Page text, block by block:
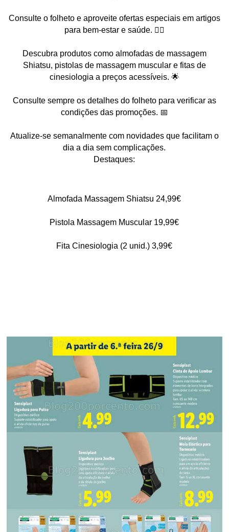
Consulte o folheto e aproveite ofertas especiais em artigos
para bem-estar e saúde. 💆‍♀️
Descubra produtos como almofadas de massagem
Shiatsu, pistolas de massagem muscular e fitas de
cinesiologia a preços acessíveis. 🌟
Consulte sempre os detalhes do folheto para verificar as
condições das promoções. 📅
Atualize-se semanalmente com novidades que facilitam o
dia a dia sem complicações.
Destaques:
Almofada Massagem Shiatsu 24,99€
Pistola Massagem Muscular 19,99€
Fita Cinesiologia (2 unid.) 3,99€